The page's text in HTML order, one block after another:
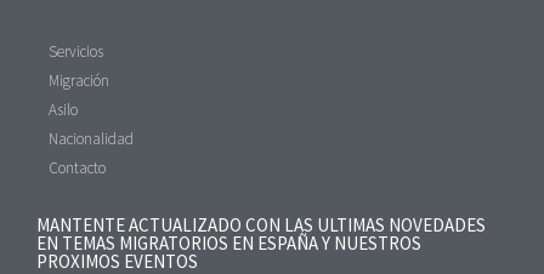
Servicios
Migración
Asilo
Nacionalidad
Contacto
MANTENTE ACTUALIZADO CON LAS ULTIMAS NOVEDADES
EN TEMAS MIGRATORIOS EN ESPAÑA Y NUESTROS
PROXIMOS EVENTOS